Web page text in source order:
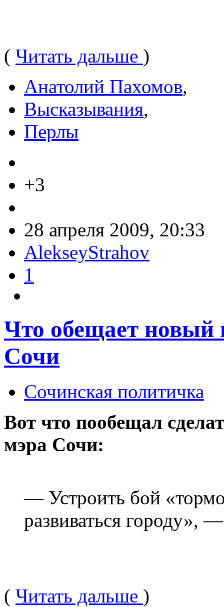
( Читать дальше )
Анатолий Пахомов,
Высказывания,
Перлы
+3
28 апреля 2009, 20:33
AlekseyStrahov
1
Что обещает новый
Сочи
Сочинская политичка
Вот что пообещал
мэра Сочи:
— Устроить бой
развиваться городу»,
( Читать дальше )